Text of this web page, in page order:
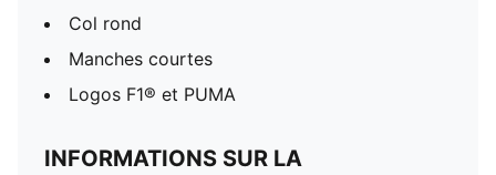
Col rond
Manches courtes
Logos F1® et PUMA
INFORMATIONS SUR LA